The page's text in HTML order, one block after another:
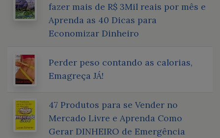
fazer mais de R$ 3Mil reais por mês e
Aprenda as 40 Dicas para
Economizar Dinheiro
Perder peso contando as calorias,
Emagreça JÁ!
47 Produtos para se Vender no
Mercado Livre e Aprenda Como
Gerar DINHEIRO de Emergência